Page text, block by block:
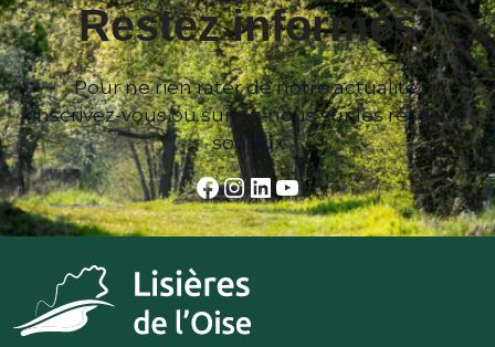
Restez informés
Pour ne rien rater de notre actualité,
inscrivez-vous ou suivez-nous sur les réseaux
sociaux
Facebook
Instagram
LinkedIn
YouTube